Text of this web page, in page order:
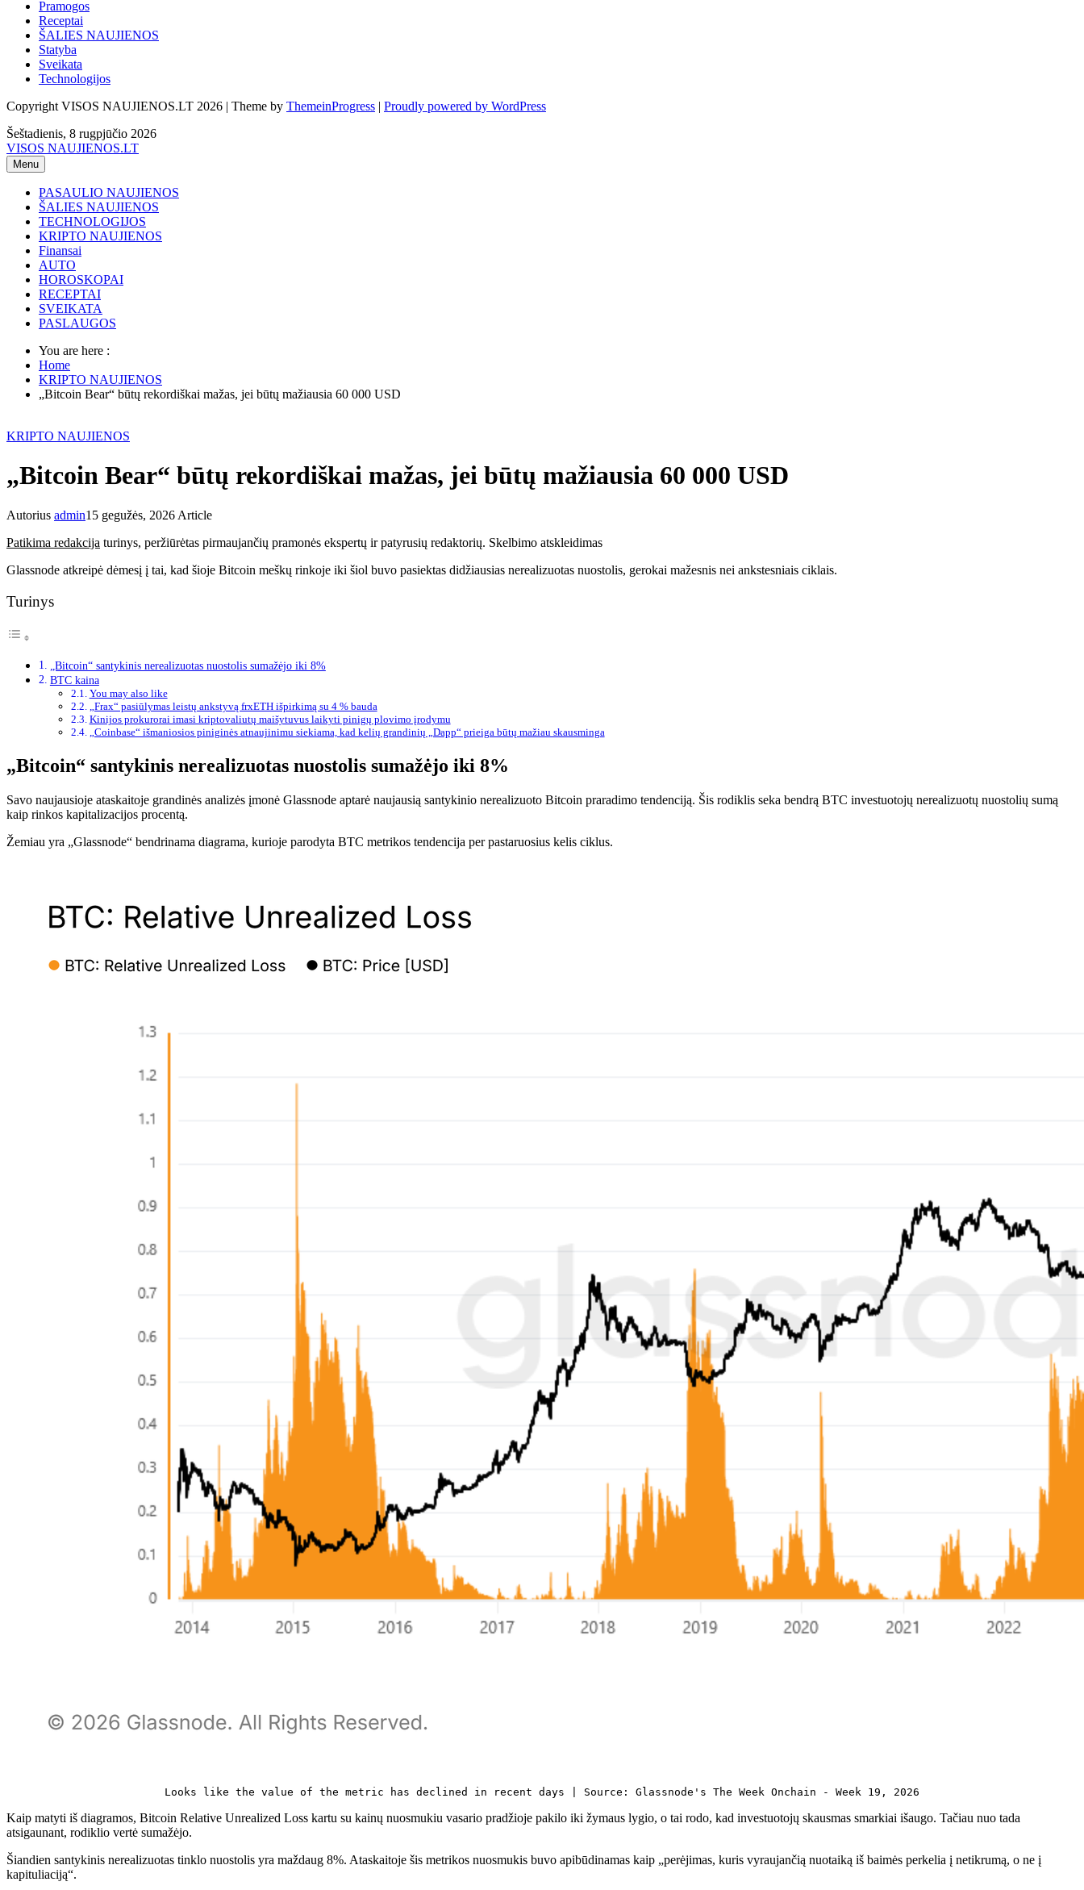
Pramogos
Receptai
ŠALIES NAUJIENOS
Statyba
Sveikata
Technologijos
Copyright VISOS NAUJIENOS.LT 2026 | Theme by ThemeinProgress | Proudly powered by WordPress
Šeštadienis, 8 rugpjūčio 2026
VISOS NAUJIENOS.LT
Menu
PASAULIO NAUJIENOS
ŠALIES NAUJIENOS
TECHNOLOGIJOS
KRIPTO NAUJIENOS
Finansai
AUTO
HOROSKOPAI
RECEPTAI
SVEIKATA
PASLAUGOS
You are here :
Home
KRIPTO NAUJIENOS
„Bitcoin Bear“ būtų rekordiškai mažas, jei būtų mažiausia 60 000 USD
KRIPTO NAUJIENOS
„Bitcoin Bear“ būtų rekordiškai mažas, jei būtų mažiausia 60 000 USD
Autorius admin15 gegužės, 2026 Article
Patikima redakcija turinys, peržiūrėtas pirmaujančių pramonės ekspertų ir patyrusių redaktorių. Skelbimo atskleidimas
Glassnode atkreipė dėmesį į tai, kad šioje Bitcoin meškų rinkoje iki šiol buvo pasiektas didžiausias nerealizuotas nuostolis, gerokai mažesnis nei ankstesniais ciklais.
Turinys
„Bitcoin“ santykinis nerealizuotas nuostolis sumažėjo iki 8%
BTC kaina
You may also like
„Frax“ pasiūlymas leistų ankstyvą frxETH išpirkimą su 4 % bauda
Kinijos prokurorai imasi kriptovaliutų maišytuvus laikyti pinigų plovimo įrodymu
„Coinbase“ išmaniosios piniginės atnaujinimu siekiama, kad kelių grandinių „Dapp“ prieiga būtų mažiau skausminga
„Bitcoin“ santykinis nerealizuotas nuostolis sumažėjo iki 8%
Savo naujausioje ataskaitoje grandinės analizės įmonė Glassnode aptarė naujausią santykinio nerealizuoto Bitcoin praradimo tendenciją. Šis rodiklis seka bendrą BTC investuotojų nerealizuotų nuostolių sumą
kaip rinkos kapitalizacijos procentą.
Žemiau yra „Glassnode“ bendrinama diagrama, kurioje parodyta BTC metrikos tendencija per pastaruosius kelis ciklus.
Looks like the value of the metric has declined in recent days | Source: Glassnode's The Week Onchain - Week 19, 2026
Kaip matyti iš diagramos, Bitcoin Relative Unrealized Loss kartu su kainų nuosmukiu vasario pradžioje pakilo iki žymaus lygio, o tai rodo, kad investuotojų skausmas smarkiai išaugo. Tačiau nuo tada
atsigaunant, rodiklio vertė sumažėjo.
Šiandien santykinis nerealizuotas tinklo nuostolis yra maždaug 8%. Ataskaitoje šis metrikos nuosmukis buvo apibūdinamas kaip „perėjimas, kuris vyraujančią nuotaiką iš baimės perkelia į netikrumą, o ne į
kapituliaciją“.